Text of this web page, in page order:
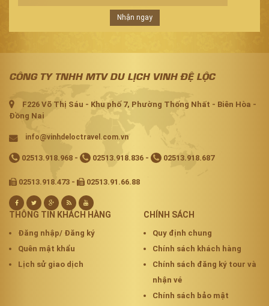
Nhận ngay
CÔNG TY TNHH MTV DU LỊCH VINH ĐỆ LỘC
F226 Võ Thị Sáu - Khu phố 7, Phường Thống Nhất - Biên Hòa -
Đồng Nai
info@vinhdeloctravel.com.vn
02513.918.968 - 02513.918.836 - 02513.918.687
02513.918.473 - 02513.91.66.88
THÔNG TIN KHÁCH HÀNG
Đăng nhập/ Đăng ký
Quên mật khẩu
Lịch sử giao dịch
CHÍNH SÁCH
Quy định chung
Chính sách khách hàng
Chính sách đăng ký tour và
nhận vé
Chính sách bảo mật